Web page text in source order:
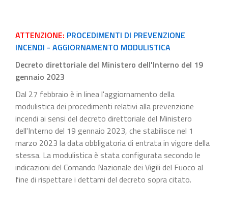
ATTENZIONE: PROCEDIMENTI DI PREVENZIONE
INCENDI - AGGIORNAMENTO MODULISTICA
Decreto direttoriale del Ministero dell'Interno del 19
gennaio 2023
Dal 27 febbraio è in linea l'aggiornamento della
modulistica dei procedimenti relativi alla prevenzione
incendi ai sensi del decreto direttoriale del Ministero
dell'Interno del 19 gennaio 2023, che stabilisce nel 1
marzo 2023 la data obbligatoria di entrata in vigore della
stessa. La modulistica è stata configurata secondo le
indicazioni del Comando Nazionale dei Vigili del Fuoco al
fine di rispettare i dettami del decreto sopra citato.